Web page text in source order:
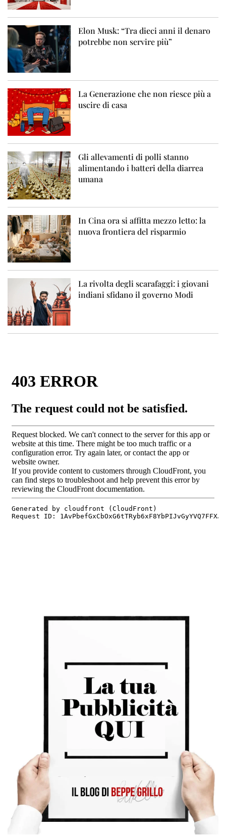
Elon Musk: “Tra dieci anni il denaro
potrebbe non servire più”
La Generazione che non riesce più a
uscire di casa
Gli allevamenti di polli stanno
alimentando i batteri della diarrea
umana
In Cina ora si affitta mezzo letto: la
nuova frontiera del risparmio
La rivolta degli scarafaggi: i giovani
indiani sfidano il governo Modi